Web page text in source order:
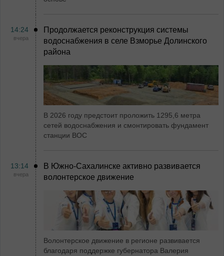
14:24
вчера
Продолжается реконструкция системы
водоснабжения в селе Взморье Долинского
района
В 2026 году предстоит проложить 1295,6 метра
сетей водоснабжения и смонтировать фундамент
станции ВОС
13:14
вчера
В Южно-Сахалинске активно развивается
волонтерское движение
Волонтерское движение в регионе развивается
благодаря поддержке губернатора Валерия